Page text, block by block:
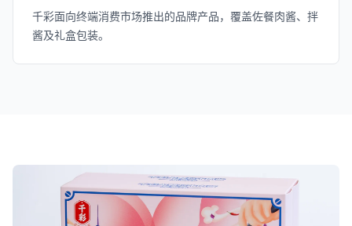
千彩面向终端消费市场推出的品牌产品，覆盖佐餐肉酱、拌
酱及礼盒包装。